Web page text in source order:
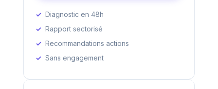
Diagnostic en 48h
Rapport sectorisé
Recommandations actions
Sans engagement